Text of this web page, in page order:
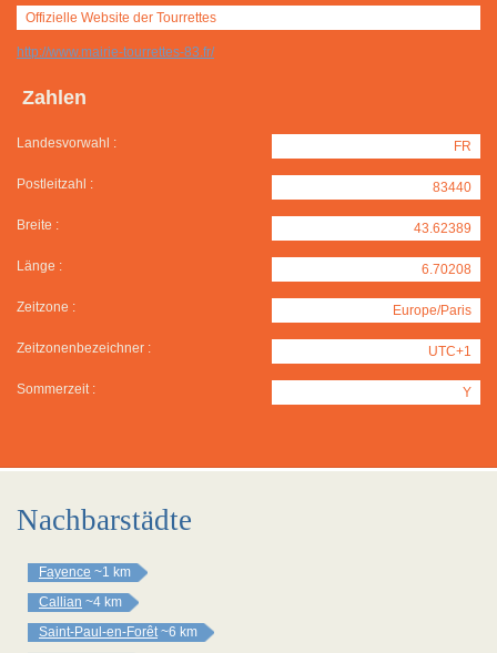
Offizielle Website der Tourrettes
http://www.mairie-tourrettes-83.fr/
Zahlen
Landesvorwahl : FR
Postleitzahl : 83440
Breite : 43.62389
Länge : 6.70208
Zeitzone : Europe/Paris
Zeitzonenbezeichner : UTC+1
Sommerzeit : Y
Nachbarstädte
Fayence ~1 km
Callian ~4 km
Saint-Paul-en-Forêt ~6 km